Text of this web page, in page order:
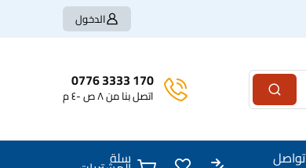
الدخول
170 3333 0776
اتصل بنا من ٨ ص -٤ م
تواصل سلة